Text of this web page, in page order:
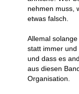
nehmen muss,
etwas falsch.
Allemal
statt immer
und dass es
aus diesen
Organisation.